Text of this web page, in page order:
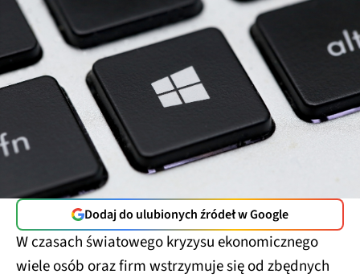
Dodaj do ulubionych źródeł w Google
W czasach światowego kryzysu ekonomicznego
wiele osób oraz firm wstrzymuje się od zbędnych